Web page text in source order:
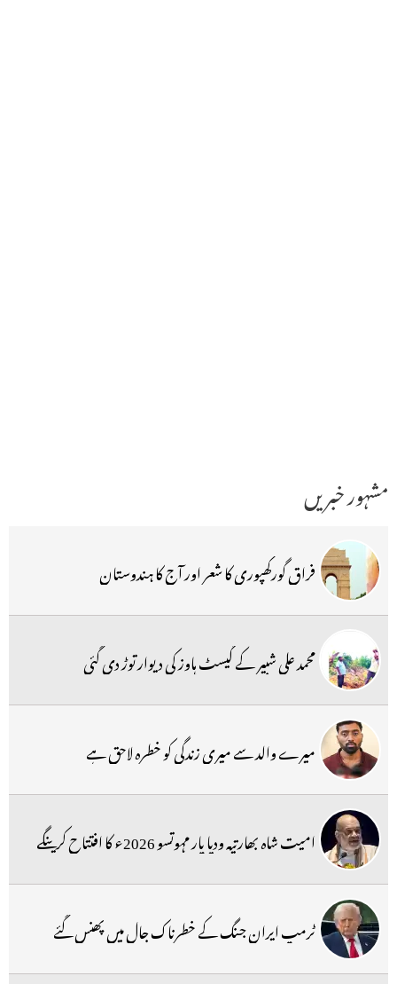
مشہور خبریں
فراق گورکھپوری کا شعر اور آج کا ہندوستان
محمد علی شبیر کے گیسٹ ہاوز کی دیوار توڑ دی گئی
میرے والد سے میری زندگی کو خطرہ لاحق ہے
امیت شاہ بھارتیہ ودیا پار مہوتسو 2026ء کا افتتاح کرینگے
ٹرمپ ایران جنگ کے خطرناک جال میں پھنس گئے